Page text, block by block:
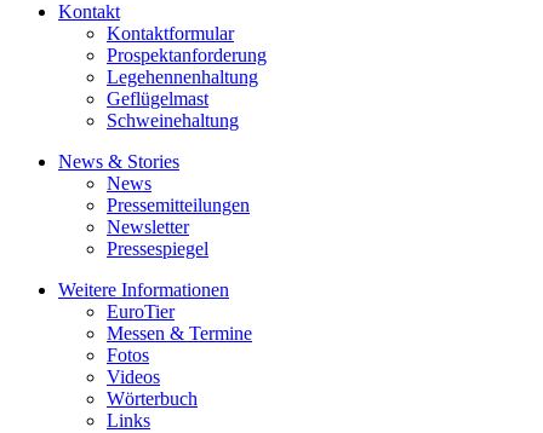
Kontakt
Kontaktformular
Prospektanforderung
Legehennenhaltung
Geflügelmast
Schweinehaltung
News & Stories
News
Pressemitteilungen
Newsletter
Pressespiegel
Weitere Informationen
EuroTier
Messen & Termine
Fotos
Videos
Wörterbuch
Links